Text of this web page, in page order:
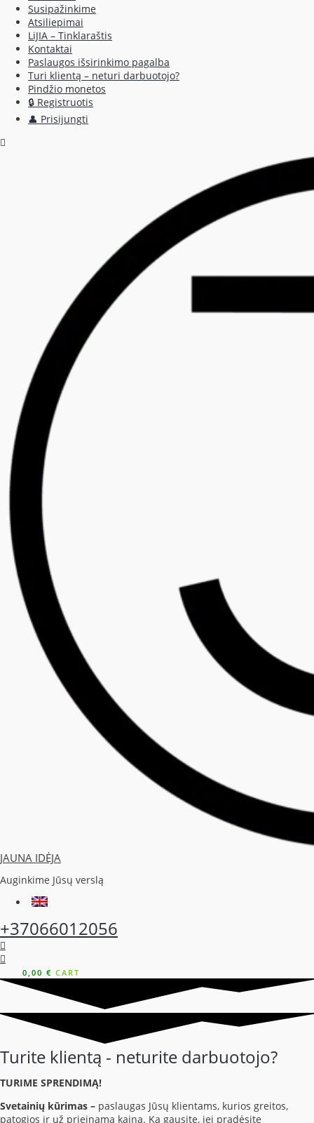
Susipažinkime
Atsiliepimai
LiJIA – Tinklaraštis
Kontaktai
Paslaugos išsirinkimo pagalba
Turi klientą – neturi darbuotojo?
Pindžio monetos
🔒 Registruotis
👤 Prisijungti
JAUNA IDĖJA
Auginkime Jūsų verslą
+37066012056
0,00 € CART
Turite klientą - neturite darbuotojo?
TURIME SPRENDIMĄ!
Svetainių kūrimas – paslaugas Jūsų klientams, kurios greitos,
patogios ir už prieinamą kainą. Ką gausite, jei pradėsite